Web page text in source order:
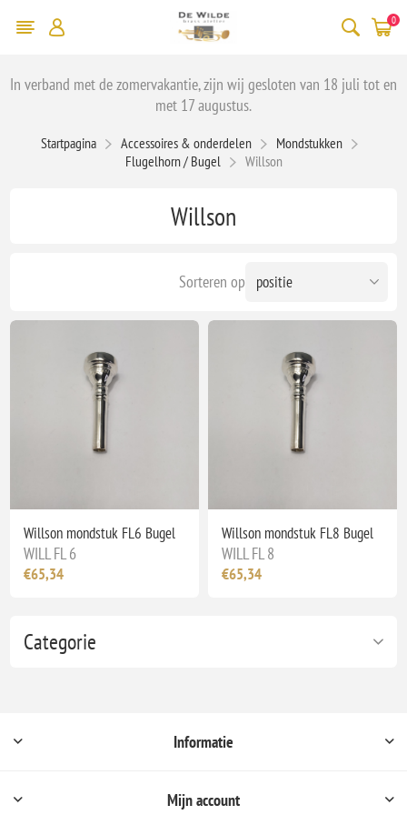
0
In verband met de zomervakantie, zijn wij gesloten van 18 juli tot en
met 17 augustus.
Startpagina Accessoires & onderdelen
Mondstukken
Flugelhorn / Bugel
Willson
Categorie
Willson
Sorteren op
Willson mondstuk FL6 Bugel
WILL FL 6
€65,34
Willson mondstuk FL8 Bugel
WILL FL 8
€65,34
Informatie
Mijn account